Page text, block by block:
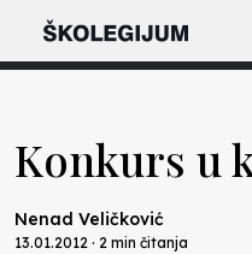
Konkurs u
Nenad Veličković
13.01.2012 · 2 min čitanja